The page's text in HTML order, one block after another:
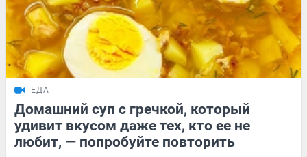
ЕДА
Домашний суп с гречкой, который
удивит вкусом даже тех, кто ее не
любит, — попробуйте повторить